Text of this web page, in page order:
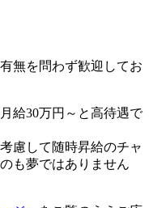
無を問わず歓迎してお
給30万円～と高待遇で
慮して随時昇給のチャ
も夢ではありません